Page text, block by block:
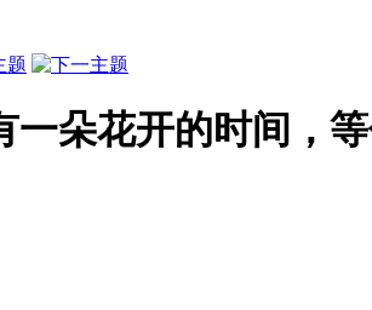
一朵花开的时间，